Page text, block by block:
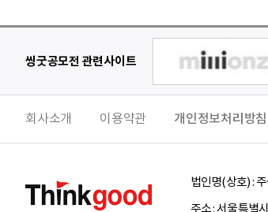
씽굿공모전 관련사이트
회사소개 이용약관 개인정보처리방침
법인명(상호) :
주소 :서울특별시